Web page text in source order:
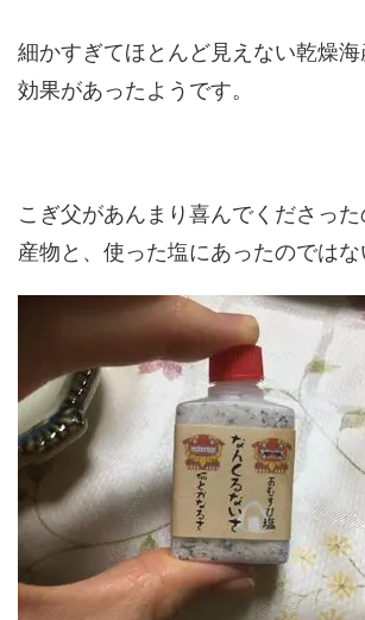
細かすぎてほとんど見えない乾燥
効果があったようです。
こぎ父があんまり喜んでくださっ
産物と、使った塩にあったのではな